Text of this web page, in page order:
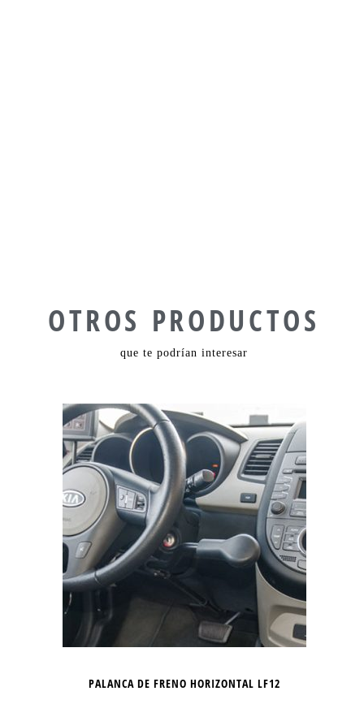
OTROS PRODUCTOS
que te podrían interesar
PALANCA DE FRENO HORIZONTAL LF12